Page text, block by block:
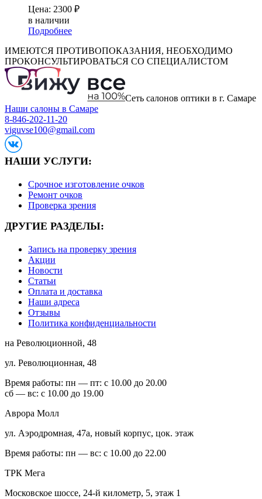
Цена: 2300 ₽
в наличии
Подробнее
ИМЕЮТСЯ ПРОТИВОПОКАЗАНИЯ, НЕОБХОДИМО
ПРОКОНСУЛЬТИРОВАТЬСЯ СО СПЕЦИАЛИСТОМ
Сеть салонов оптики в г. Самаре
Наши салоны в Самаре
8-846-202-11-20
viguvse100@gmail.com
НАШИ УСЛУГИ:
Срочное изготовление очков
Ремонт очков
Проверка зрения
ДРУГИЕ РАЗДЕЛЫ:
Запись на проверку зрения
Акции
Новости
Статьи
Оплата и доставка
Наши адреса
Отзывы
Политика конфиденциальности
на Революционной, 48
ул. Революционная, 48
Время работы: пн — пт: с 10.00 до 20.00
сб — вс: с 10.00 до 19.00
Аврора Молл
ул. Аэродромная, 47а, новый корпус, цок. этаж
Время работы: пн — вс: с 10.00 до 22.00
ТРК Мега
Московское шоссе, 24-й километр, 5, этаж 1